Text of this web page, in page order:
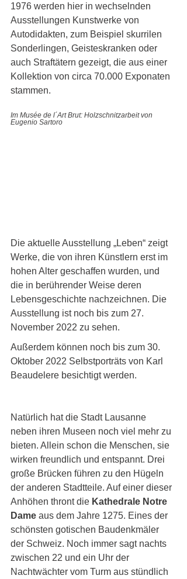
1976 werden hier in wechselnden
Ausstellungen Kunstwerke von
Autodidakten, zum Beispiel skurrilen
Sonderlingen, Geisteskranken oder
auch Straftätern gezeigt, die aus einer
Kollektion von circa 70.000 Exponaten
stammen.
Im Musée de l´Art Brut: Holzschnitzarbeit von
Eugenio Sartoro
Die aktuelle Ausstellung „Leben“ zeigt
Werke, die von ihren Künstlern erst im
hohen Alter geschaffen wurden, und
die in berührender Weise deren
Lebensgeschichte nachzeichnen. Die
Ausstellung ist noch bis zum 27.
November 2022 zu sehen.
Außerdem können noch bis zum 30.
Oktober 2022 Selbstporträts von Karl
Beaudelere besichtigt werden.
Natürlich hat die Stadt Lausanne
neben ihren Museen noch viel mehr zu
bieten. Allein schon die Menschen, sie
wirken freundlich und entspannt. Drei
große Brücken führen zu den Hügeln
der anderen Stadtteile. Auf einer dieser
Anhöhen thront die Kathedrale Notre
Dame aus dem Jahre 1275. Eines der
schönsten gotischen Baudenkmäler
der Schweiz. Noch immer sagt nachts
zwischen 22 und ein Uhr der
Nachtwächter vom Turm aus stündlich